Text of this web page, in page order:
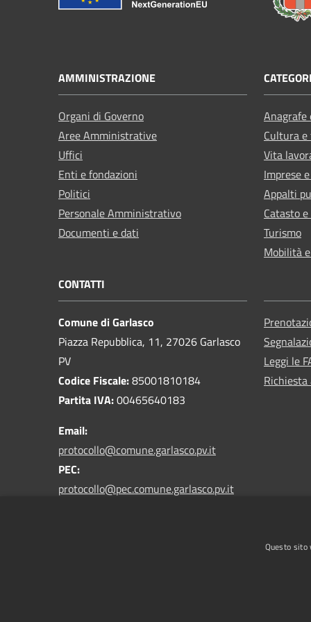
AMMINISTRAZIONE
Organi di Governo
Aree Amministrative
Uffici
Enti e fondazioni
Politici
Personale Amministrativo
Documenti e dati
Cultura
Vita
Imprese
Appalti
Catasto
Turismo
Mobilità
CONTATTI
Comune di Garlasco
Piazza Repubblica, 11, 27026 Garlasco
PV
Codice Fiscale:85001810184
Partita IVA:00465640183
Email:
protocollo@comune.garlasco.pv.it
PEC:
protocollo@pec.comune.garlasco.pv.it
Leggi le
Questo sito